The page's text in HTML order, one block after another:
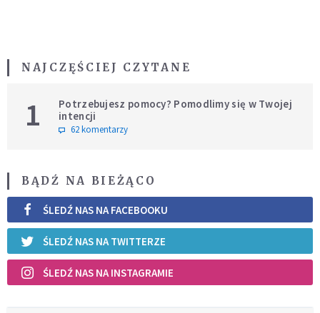
NAJCZĘŚCIEJ CZYTANE
1
Potrzebujesz pomocy? Pomodlimy się w Twojej
intencji
62 komentarzy
BĄDŹ NA BIEŻĄCO
ŚLEDŹ NAS NA FACEBOOKU
ŚLEDŹ NAS NA TWITTERZE
ŚLEDŹ NAS NA INSTAGRAMIE